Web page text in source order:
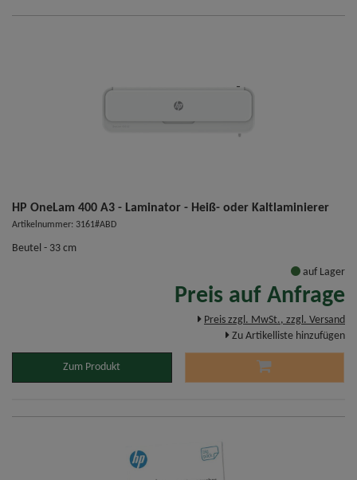
HP OneLam 400 A3 - Laminator - Heiß- oder Kaltlaminierer
Artikelnummer: 3161#ABD
Beutel - 33 cm
auf Lager
Preis auf Anfrage
Preis zzgl. MwSt., zzgl. Versand
Zu Artikelliste hinzufügen
Zum Produkt